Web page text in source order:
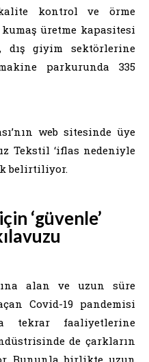
kontrol ve örme
üretme kapasitesi
giyim sektörlerine
parkurunda 335
web sitesinde üye
Tekstil ‘iflas nedeniyle
belirtiliyor.
‘güvenle’
alan ve uzun süre
Covid-19 pandemisi
tekrar faaliyetlerine
de çarkların
Bununla birlikte uzun